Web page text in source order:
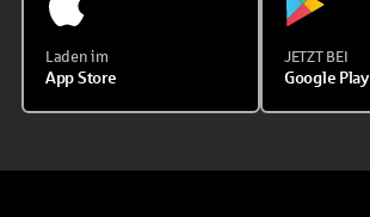
Laden im
App Store
JETZT BEI
Google Play